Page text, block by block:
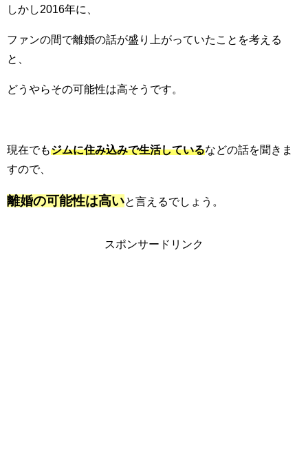
しかし2016年に、
ファンの間で離婚の話が盛り上がっていたことを考える
と、
どうやらその可能性は高そうです。
現在でもジムに住み込みで生活しているなどの話を聞きま
すので、
離婚の可能性は高いと言えるでしょう。
スポンサードリンク